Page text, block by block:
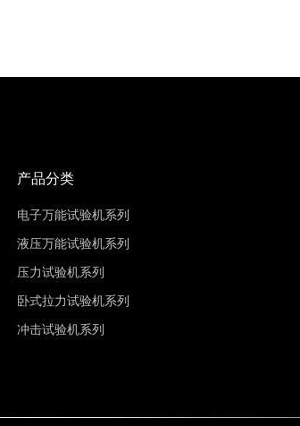
产品分类
电子万能试验机系列
液压万能试验机系列
压力试验机系列
卧式拉力试验机系列
冲击试验机系列